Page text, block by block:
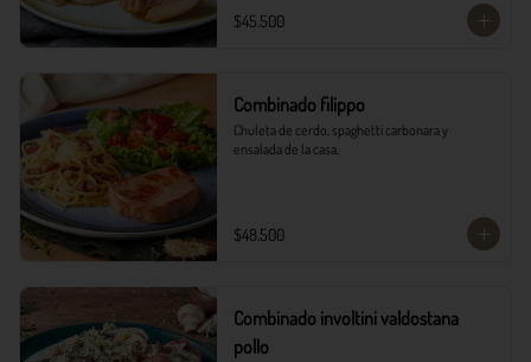
$45.500
Combinado filippo
Chuleta de cerdo, spaghetti carbonara y
ensalada de la casa.
$48.500
Combinado involtini valdostana
pollo